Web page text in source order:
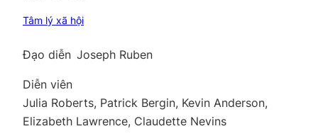
Tâm lý xã hội
Đạo diễn Joseph Ruben
Diễn viên
Julia Roberts, Patrick Bergin, Kevin Anderson,
Elizabeth Lawrence, Claudette Nevins